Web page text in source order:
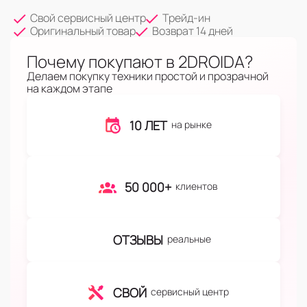
Свой сервисный центр
Трейд-ин
Оригинальный товар
Возврат 14 дней
Почему покупают в 2DROIDA?
Делаем покупку техники простой и прозрачной
на каждом этапе
10 ЛЕТ на рынке
50 000+ клиентов
ОТЗЫВЫ реальные
СВОЙ сервисный центр